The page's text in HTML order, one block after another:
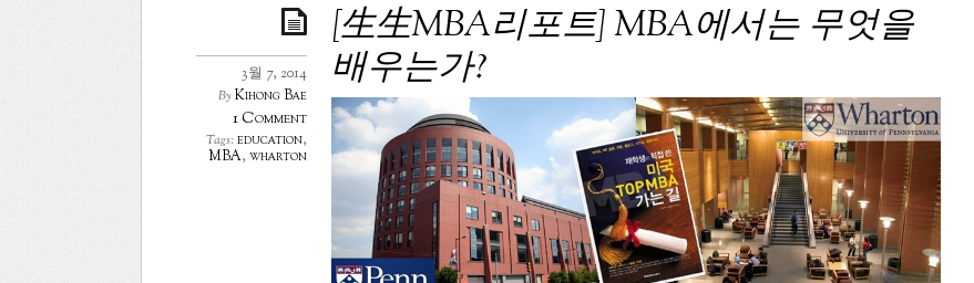
[生生MBA리포트] MBA에서는 무엇을
배우는가?
3월 7, 2014
ByKihong Bae
1 Comment
Tags:education,
MBA, wharton